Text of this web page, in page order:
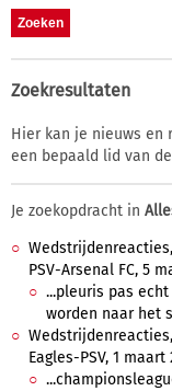
Zoekresultaten
Hier kan je nieuws en
een bepaald lid van
Je zoekopdracht in
PSV-Arsenal FC, 5
...pleuris pas
worden naar het
Eagles-PSV, 1 maart